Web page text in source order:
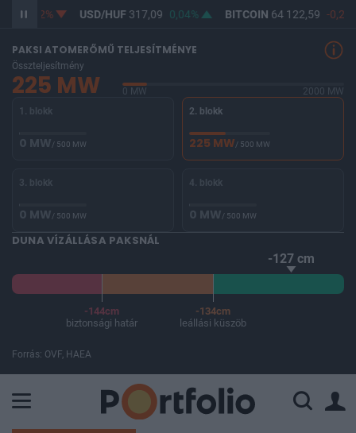
USD/HUF317,09 0,04% BITCOIN 64 122,59 -0,22%
PAKSI ATOMERŐMŰ TELJESÍTMÉNYE
Összteljesítmény
225 MW 0 MW
2000 MW
1. blokk
0 MW/ 500 MW
2. blokk
225 MW/ 500 MW
3. blokk
0 MW/ 500 MW
4. blokk
0 MW/ 500 MW
DUNA VÍZÁLLÁSA PAKSNÁL
-127 cm
-144cm
biztonsági határ
-134cm
leállási küszöb
Forrás: OVF, HAEA